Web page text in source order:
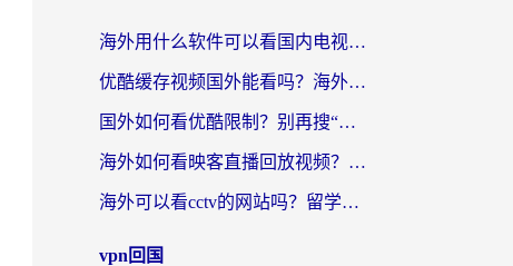
海外用什么软件可以看国内电视？留学生亲测有效的追剧自由指南
优酷缓存视频国外能看吗？海外党追剧看片的终极解决方案来了
国外如何看优酷限制？别再搜“在日本哪个软件可以看中国电视剧”，这篇教你搞定
海外如何看映客直播回放视频？这份攻略帮你搞定（附腾讯优酷观看技巧）
海外可以看cctv的网站吗？留学生亲测有效的回国追剧方案
vpn回国